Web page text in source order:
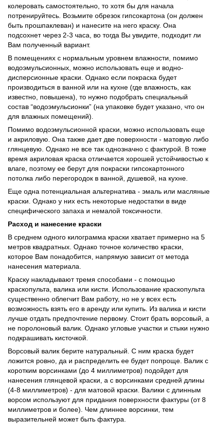
колеровать самостоятельно, то хотя бы для начала
потренируйтесь. Возьмите обрезок гипсокартона (он должен
быть прошпаклеван) и нанесите на него краску. Она
подсохнет через 2-3 часа, во тогда Вы увидите, подходит ли
Вам полученный вариант.
В помещениях с нормальным уровнем влажности, помимо
водоэмульсионных, можно использовать еще и водно-
дисперсионные краски. Однако если покраска будет
производиться в ванной или на кухне (где влажность, как
известно, повышена), то нужно подобрать специальный
состав “водоэмульсионки” (на упаковке будет указано, что он
для влажных помещений).
Помимо водоэмульсионной краски, можно использовать еще
и акриловую. Она также дает две поверхности - матовую либо
глянцевую. Однако не все так однозначно с фактурой. В тоже
время акриловая краска отличается хорошей устойчивостью к
влаге, поэтому ее берут для покраски гипсокартонного
потолка либо перегородок в ванной, душевой, на кухне.
Еще одна потенциальная альтернатива - эмаль или масляные
краски. Однако у них есть некоторые недостатки в виде
специфического запаха и немалой токсичности.
Расход и нанесение краски
В среднем одного килограмма краски хватает примерно на 5
метров квадратных. Однако точное количество краски,
которое Вам понадобится, напрямую зависит от метода
нанесения материала.
Краску накладывают тремя способами - с помощью
краскопульта, валика или кисти. Использование краскопульта
существенно облегчит Вам работу, но не у всех есть
возможность взять его в аренду или купить. Из валика и кисти
лучше отдать предпочтение первому. Стоит брать ворсовый, а
не поролоновый валик. Однако угловые участки и стыки нужно
подкрашивать кисточкой.
Ворсовый валик берите натуральный. С ним краска будет
ложится ровно, да и распределить ее будет попроще. Валик с
коротким ворсинками (до 4 миллиметров) подойдет для
нанесения глянцевой краски, а с ворсинками средней длины
(4-8 миллиметров) - для матовой краски. Валики с длинным
ворсом используют для придания поверхности фактуры (от 8
миллиметров и более). Чем длиннее ворсинки, тем
выразительней может быть фактура.